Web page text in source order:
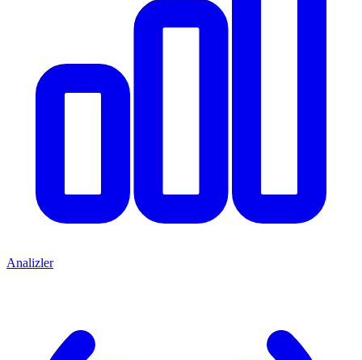
Analizler